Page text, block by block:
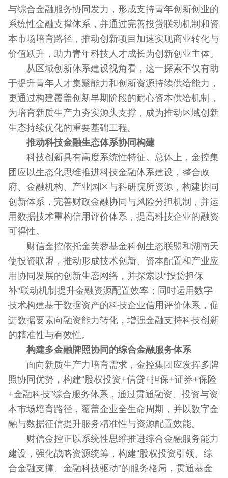
与综合金融服务协同发力，形成支持青年创新创业的
系统性金融支撑体系，并通过完善投贷联动机制和资
本市场培育路径，推动创新项目加速实现商业转化与
价值跃升，助力青年科技人才成长为创新创业主体。
从区域创新体系建设视角看，这一探索不仅有助
于提升青年人才集聚能力和创新资源持续供给能力，
更通过构建覆盖创新早期阶段的耐心资本供给机制，
为培育新质生产力夯实源头支撑，成为推动区域创新
生态持续优化的重要基础工程。
推动科技金融生态体系协同构建
科技创新具有高度系统性特征。总体上，金控集
团应以生态化思维推进科技金融体系建设，整合政
府、金融机构、产业园区与科研院所资源，构建协同
创新体系，完善财政金融协同与风险分担机制，并运
用数据技术重构信用评价体系，提高科技企业的融资
可得性。
财信金控依托金芙蓉基金科创生态联盟和湖南天
使投资联盟，推动形成技术创新、资本配置和产业应
用协同发展的创新生态网络，并探索以“投贷担保
补”联动机制提升金融资源配置效率；同时运用数字
技术构建基于数据资产的科技企业信用评价体系，促
进数据要素向融资能力转化，增强金融支持科技创新
的精准性与有效性。
构建多金融牌照协同的综合金融服务体系
面向新质生产力培育需求，金控集团应发挥多牌
照协同优势，构建“股权投资+信贷+担保+证券+保险
+金融科技”综合服务体系，通过贯通融资、投资与资
本市场培育路径，覆盖企业全生命周期，并以数字金
融与数据征信提升服务精准性与资源配置效能。
财信金控正以系统性思维推进综合金融服务能力
建设，强化战略资源统筹，构建“股权投资引领、综
合金融支撑、金融科技驱动”的服务格局，贯通基金